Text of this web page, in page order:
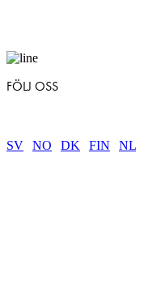
FÖLJ OSS
SV NO DK FIN NL